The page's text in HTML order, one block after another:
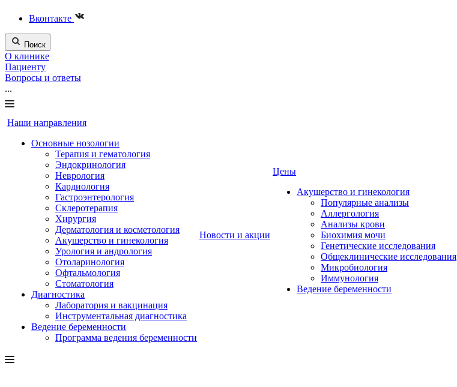
Вконтакте
Поиск
О клинике
Пациенту
Вопросы и ответы
...
Наши направления
Основные нозологии
Терапия и гематология
Эндокринология
Неврология
Кардиология
Гастроэнтерология
Склеротерапия
Хирургия
Дерматология и косметология
Акушерство и гинекология
Урология и андрология
Отоларинология
Офтальмология
Стоматология
Диагностика
Лаборатория и вакцинация
Инструментальная диагностика
Ведение беременности
Программа ведения беременности
Новости и акции
Цены
Акушерство и гинекология
Популярные анализы
Аллергология
Анализы крови
Биохимия мочи
Генетические исследования
Общеклинические исследования
Микробиология
Иммунология
Ведение беременности